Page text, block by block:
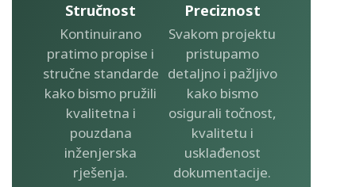
Stručnost
Kontinuirano
pratimo propise i
stručne standarde
kako bismo pružili
kvalitetna i
pouzdana
inženjerska
rješenja.
Preciznost
Svakom projektu
pristupamo
detaljno i pažljivo
kako bismo
osigurali točnost,
kvalitetu i
usklađenost
dokumentacije.